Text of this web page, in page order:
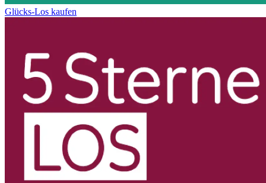
Glücks-Los kaufen